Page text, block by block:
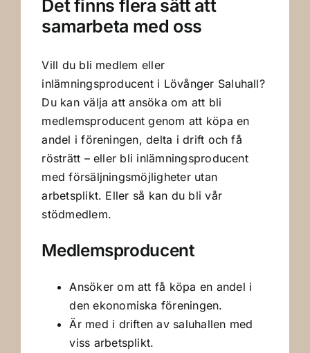
Det finns flera sätt att
samarbeta med oss
Vill du bli medlem eller
inlämningsproducent i Lövånger Saluhall?
Du kan välja att ansöka om att bli
medlemsproducent genom att köpa en
andel i föreningen, delta i drift och få
rösträtt – eller bli inlämningsproducent
med försäljningsmöjligheter utan
arbetsplikt. Eller så kan du bli vår
stödmedlem.
Medlemsproducent
Ansöker om att få köpa en andel i
den ekonomiska föreningen.
Är med i driften av saluhallen med
viss arbetsplikt.